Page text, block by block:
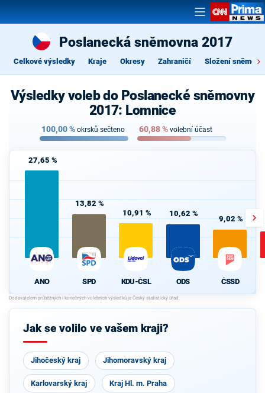
Poslanecká sněmovna 2017
Celkové výsledky Kraje Okresy Zahraničí Složení
Výsledky voleb do Poslanecké sněmovny
2017: Lomnice
100,00% okrsků sečteno 60,88% volební účast
27,65 %
ANO
13,82 %
SPD
10,91 %
KDU-ČSL
10,62 %
ODS
9,02 %
ČSSD
Jak se volilo ve vašem kraji?
Jihočeský kraj Jihomoravský kraj
Karlovarský kraj Kraj Hl. m. Praha